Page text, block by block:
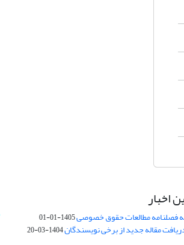
اخبار
فصلنامه مطالعات حقوق خصوصی1405-01-01
مقاله جدید از برخی نویسندگان1404-03-20